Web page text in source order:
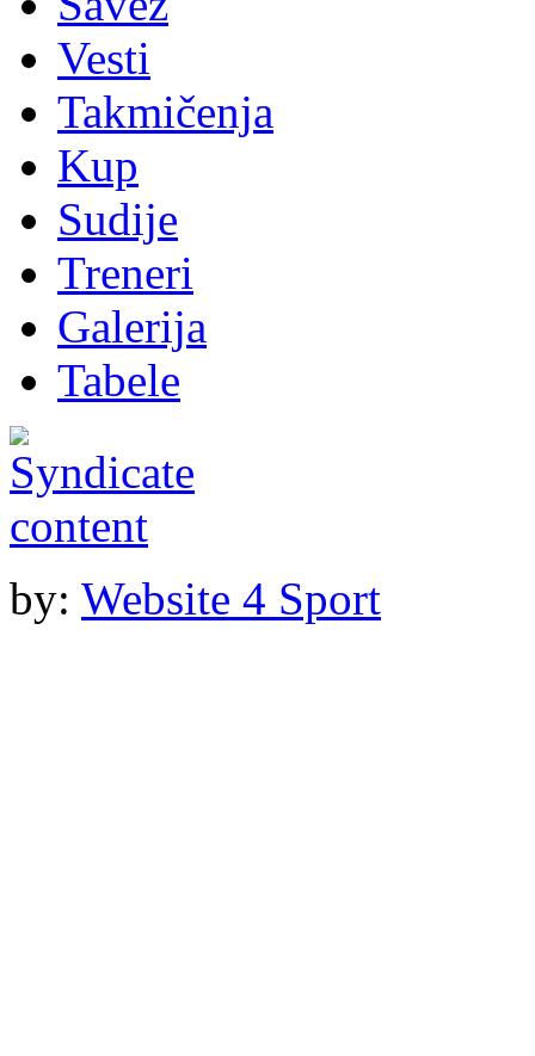
Vesti
Takmičenja
Kup
Sudije
Treneri
Galerija
Tabele
by: Website 4 Sport